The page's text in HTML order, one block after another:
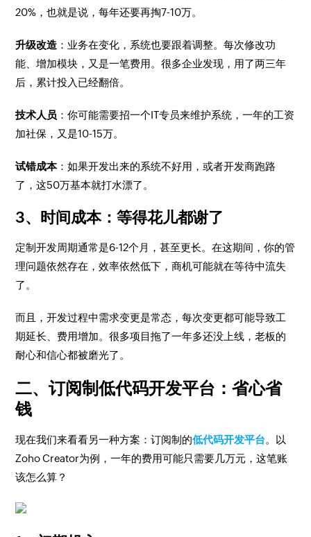
20%，也就是说，每年还要再掏7-10万。
升级改造 ：业务在变化，系统也要跟着调整。每次修改功
能、增加模块，又是一笔费用。很多企业发现，用了两三年
后，累计投入已经翻倍。
技术人员 ：你可能需要招一个IT专员来维护系统，一年的工资
加社保，又是10-15万。
试错成本：如果开发出来的系统不好用，或者开发商跑路
了，这50万基本就打水漂了。
3、时间成本：等得花儿都谢了
定制开发周期通常是6-12个月，甚至更长。在这期间，你的管
理问题依然存在，效率依然低下，商机可能就在等待中流失
了。
而且，开发过程中需求变更是常态，每次变更都可能导致工
期延长、费用增加。很多项目拖了一年多还没上线，老板的
耐心和信心都被磨光了。
二、订阅制低代码开发平台：省心省
钱
现在我们来看看另一种方案：订阅制的低代码开发平台。以
Zoho Creator为例，一年的费用可能只需要几万元，这笔账
该怎么算？